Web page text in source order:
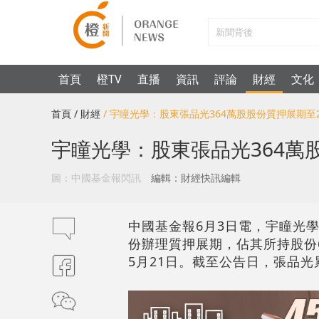
首頁 橙TV 直播 資訊 評論 財經 文化
首頁 / 財經 / 宇瞳光學：股東張品光364萬股股份質押展期
宇瞳光學：股東張品光364萬
圖：中國基金報閃訊 編輯：財經快訊編輯
中國基金報6月3日電，宇瞳光
份辦理質押展期，佔其所持股
5月21日。截至公告日，張品